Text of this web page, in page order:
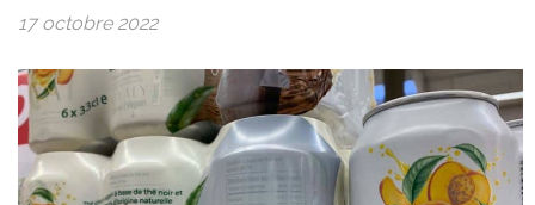
17 octobre 2022